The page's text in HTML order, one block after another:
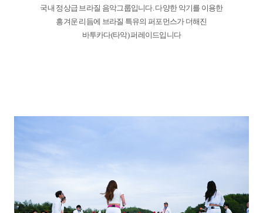
국내 정상급 브라질 음악그룹입니다. 다양한 악기를 이용한
흥겨운 리듬에 브라질 특유의 퍼포먼스가 더해진
바투카다(타악) 퍼레이드입니다